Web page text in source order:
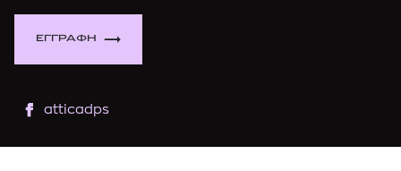
ΕΓΓΡΑΦΗ
atticadps